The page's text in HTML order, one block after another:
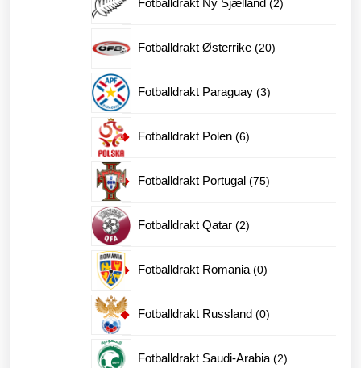
2
Fotballdrakt Østerrike 2020
Fotballdrakt Paraguay 33
Fotballdrakt Polen 66
Fotballdrakt Portugal 7575
Fotballdrakt Qatar 22
Fotballdrakt Romania 00
Fotballdrakt Russland 00
Fotballdrakt Saudi-Arabia 22